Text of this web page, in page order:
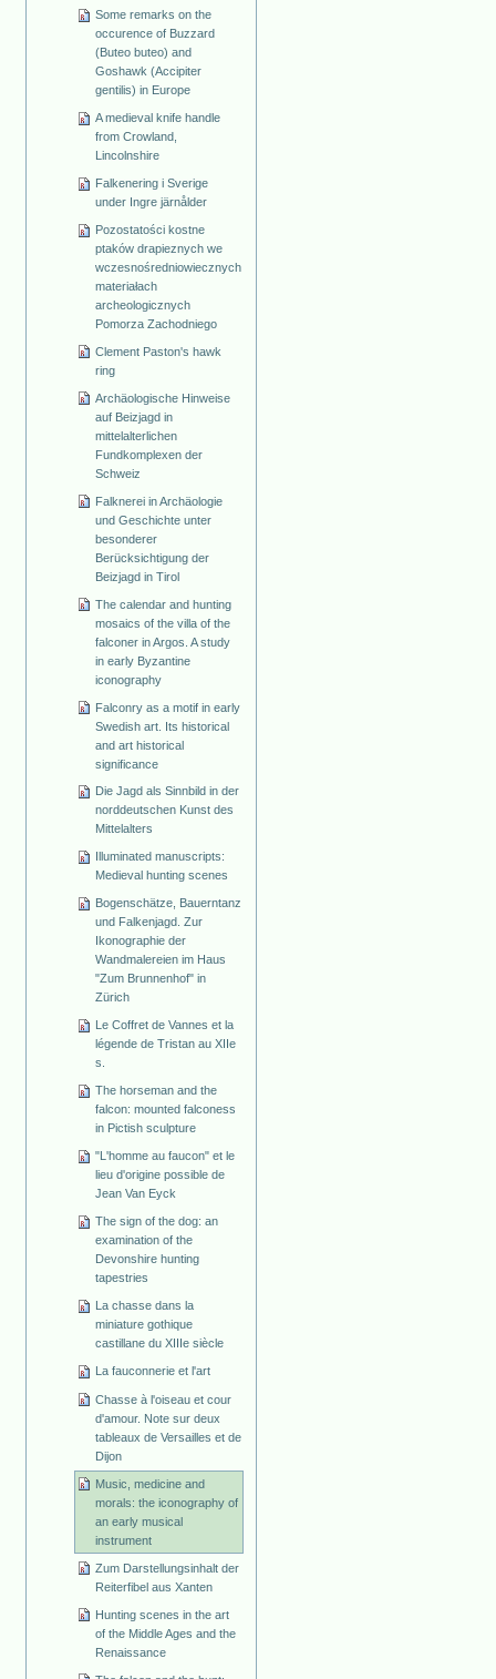
Some remarks on the
occurence of Buzzard
(Buteo buteo) and
Goshawk (Accipiter
gentilis) in Europe
A medieval knife handle
from Crowland,
Lincolnshire
Falkenering i Sverige
under Ingre järnålder
Pozostatości kostne
ptaków drapieznych we
wczesnośredniowiecznych
materiałach
archeologicznych
Pomorza Zachodniego
Clement Paston's hawk
ring
Archäologische Hinweise
auf Beizjagd in
mittelalterlichen
Fundkomplexen der
Schweiz
Falknerei in Archäologie
und Geschichte unter
besonderer
Berücksichtigung der
Beizjagd in Tirol
The calendar and hunting
mosaics of the villa of the
falconer in Argos. A study
in early Byzantine
iconography
Falconry as a motif in early
Swedish art. Its historical
and art historical
significance
Die Jagd als Sinnbild in der
norddeutschen Kunst des
Mittelalters
Illuminated manuscripts:
Medieval hunting scenes
Bogenschätze, Bauerntanz
und Falkenjagd. Zur
Ikonographie der
Wandmalereien im Haus
"Zum Brunnenhof" in
Zürich
Le Coffret de Vannes et la
légende de Tristan au XIIe
s.
The horseman and the
falcon: mounted falconess
in Pictish sculpture
"L'homme au faucon" et le
lieu d'origine possible de
Jean Van Eyck
The sign of the dog: an
examination of the
Devonshire hunting
tapestries
La chasse dans la
miniature gothique
castillane du XIIIe siècle
La fauconnerie et l'art
Chasse à l'oiseau et cour
d'amour. Note sur deux
tableaux de Versailles et de
Dijon
Music, medicine and
morals: the iconography of
an early musical
instrument
Zum Darstellungsinhalt der
Reiterfibel aus Xanten
Hunting scenes in the art
of the Middle Ages and the
Renaissance